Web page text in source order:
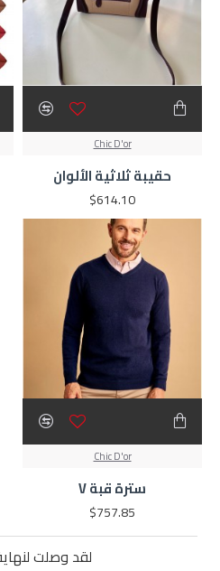
Chic D'or
حقيبة ثلاثية الألوان
$614.10
Chic D'or
سترة قبة V
$757.85
لقد وصلت